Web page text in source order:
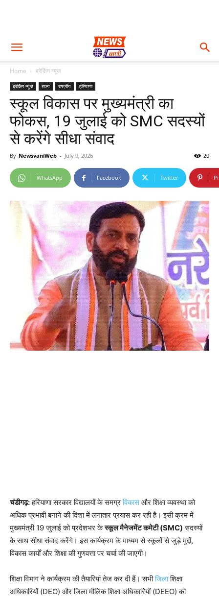
Home ब्रेकिंग न्यूज
ब्रेकिंग न्यूज राज्य राष्ट्रीय हरियाणा
स्कूल विकास पर मुख्यमंत्री का
फोकस, 19 जुलाई को SMC सदस्यों
से करेंगे सीधा संवाद
By NewsvaniWeb - July 9, 2026 20
WhatsApp Facebook Twitter
चंडीगढ़:हरियाणा सरकार विद्यालयों के समग्रविकासऔर शिक्षा व्यवस्था को
अधिक प्रभावी बनाने की दिशा में लगातार प्रयास कर रही है। इसी क्रम में
मुख्यमंत्री 19 जुलाई को प्रदेशभर केस्कूल मैनेजमेंट कमेटी (SMC) सदस्यों
के साथ सीधा संवाद करेंगे। इस कार्यक्रम के माध्यम से स्कूलों से जुड़े मुद्दों,
विकास कार्यों और शिक्षा की गुणवत्ता पर चर्चा की जाएगी।
शिक्षा विभाग ने कार्यक्रम की तैयारियां तेज कर दी हैं। सभीजिलाशिक्षा
अधिकारियों (DEO) और जिला मौलिक शिक्षा अधिकारियों (DEEO) को